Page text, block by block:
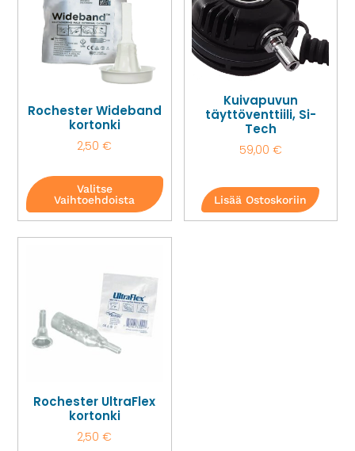
Rochester Wideband
kortonki
2,50€
Valitse
Vaihtoehdoista
Kuivapuvun
täyttöventtiili, Si-
Tech
59,00 €
Lisää Ostoskoriin
Rochester UltraFlex
kortonki
2,50€